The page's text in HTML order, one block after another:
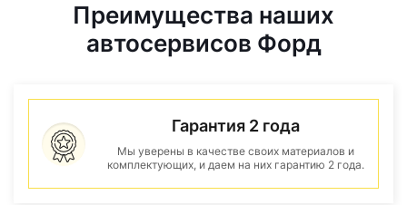
Преимущества наших
автосервисов Форд
Гарантия 2 года
Мы уверены в качестве своих материалов и
комплектующих, и даем на них гарантию 2 года.